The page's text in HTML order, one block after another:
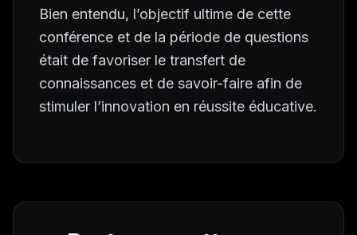
Bien entendu, l’objectif ultime de cette
conférence et de la période de questions
était de favoriser le transfert de
connaissances et de savoir-faire afin de
stimuler l’innovation en réussite éducative.